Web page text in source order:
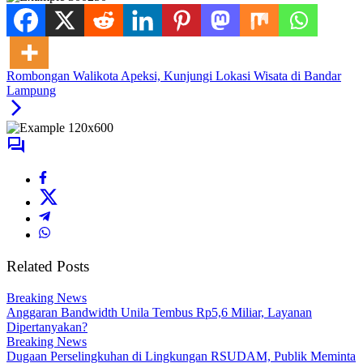
Rombongan Walikota Apeksi, Kunjungi Lokasi Wisata di Bandar
Lampung
Related Posts
Breaking News
Anggaran Bandwidth Unila Tembus Rp5,6 Miliar, Layanan
Dipertanyakan?
Breaking News
Dugaan Perselingkuhan di Lingkungan RSUDAM, Publik Meminta